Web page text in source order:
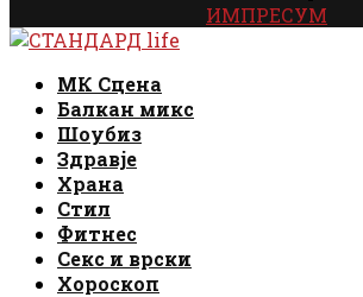
ИМПРЕСУМ
Facebook
Instagram
Email
Rss
МК Сцена
Балкан микс
Шоубиз
Здравје
Храна
Стил
Фитнес
Секс и врски
Хороскоп